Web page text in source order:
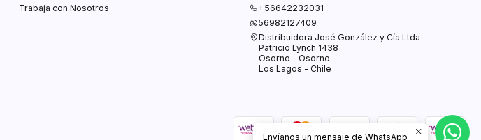
Trabaja con Nosotros
+56642232031
56982127409
Distribuidora José González y Cía Ltda
Patricio Lynch 1438
Osorno - Osorno
Los Lagos - Chile
Envíanos un mensaje de WhatsApp